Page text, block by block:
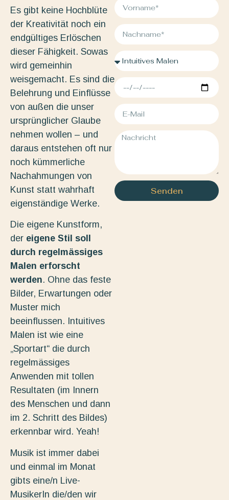
Es gibt keine Hochblüte
der Kreativität noch ein
endgültiges Erlöschen
dieser Fähigkeit. Sowas
wird gemeinhin
weisgemacht. Es sind die
Belehrung und Einflüsse
von außen die unser
ursprünglicher Glaube
nehmen wollen – und
daraus entstehen oft nur
noch kümmerliche
Nachahmungen von
Kunst statt wahrhaft
eigenständige Werke.
Die eigene Kunstform,
der eigene Stil soll
durch regelmässiges
Malen erforscht
werden. Ohne das feste
Bilder, Erwartungen oder
Muster mich
beeinflussen. Intuitives
Malen ist wie eine
„Sportart“ die durch
regelmässiges
Anwenden mit tollen
Resultaten (im Innern
des Menschen und dann
im 2. Schritt des Bildes)
erkennbar wird. Yeah!
Musik ist immer dabei
und einmal im Monat
gibts eine/n Live-
MusikerIn die/den wir
Senden